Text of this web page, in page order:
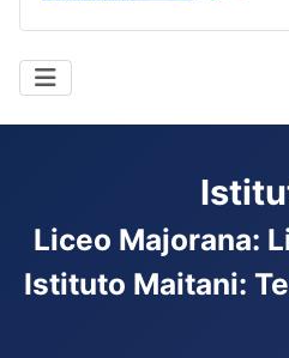
Liceo Majorana:
Istituto Maitani: